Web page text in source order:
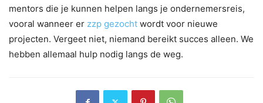
mentors die je kunnen helpen langs je ondernemersreis,
vooral wanneer er zzp gezocht wordt voor nieuwe
projecten. Vergeet niet, niemand bereikt succes alleen. We
hebben allemaal hulp nodig langs de weg.